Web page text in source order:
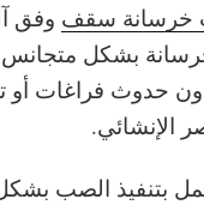
سقف وفق
بشكل
حدوث فراغات أو
الإنشائي.
بتنفيذ الصب